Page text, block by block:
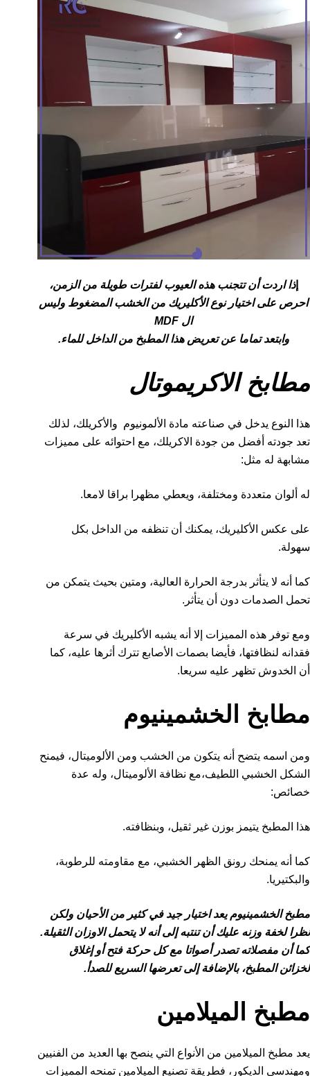
إذا اردت أن تتجنب هذه العيوب لفترات طويلة من الزمن،
احرص على اختيار نوع الأكليريك من الخشب المضغوط وليس
ال MDF
وابتعد تماما عن تعريض هذا المطبخ من الداخل للماء.
مطابخ الاكريموتال
هذا النوع يدخل في صناعته مادة الألمونيوم والأكريلك، لذلك
تعد جودته أفضل من جودة الاكريلك، مع احتوائه على مميزات
مشابهة له مثل:
له ألوان متعددة ومختلفة، ويعطي مظهرا براقا لامعا.
على عكس الأكليريك، يمكنك أن تنظفه من الداخل بكل
سهولة.
كما أنه لا يتأثر بدرجة الحرارة العالية، ومتين بحيث يتمكن من
تحمل الصدمات دون أن يتأثر.
ومع توفر هذه المميزات إلا أنه يشبه الأكليريك في سرعة
فقدانه لنظافتها، فأيضا بصمات الأصابع تترك أثرها عليه، كما
أن الخدوش تظهر عليه سريعا.
مطابخ الخشمينيوم
ومن اسمه يتضح أنه يتكون من الخشب ومن الألوميتال، فيمنح
الشكل الخشبي اللطيف،مع نظافة الألوميتال، وله عدة
خصائص:
هذا المطبخ يتيمز بوزن غير ثقيل، وبنظافته.
كما أنه يمنحك رونق الظهر الخشبي، مع مقاومته للرطوبة،
والبكتيريا.
مطبخ الخشمينيوم يعد اختيار جيد في كثير من الأحيان ولكن
نظرا لخفة وزنه عليك أن تنتبه إلى أنه لا يتحمل الاوزان الثقيلة.
كما أن مفصلاته تصدر أصواتا مع كل حركة فتح أو إغلاق
لخزائن المطبخ، بالإضافة إلى تعرضها السريع للصدأ.
مطبخ الميلامين
يعد مطبخ الميلامين من الأنواع التي ينصح بها العديد من الفنيين
ومهندسي الديكور، فطريقة تصنيع الميلامين تمنحه المميزات